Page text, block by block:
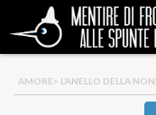
AMORE> L’ANELLO DELLA